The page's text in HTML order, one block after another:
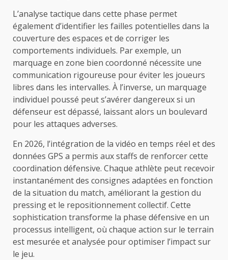
L’analyse tactique dans cette phase permet
également d’identifier les failles potentielles dans la
couverture des espaces et de corriger les
comportements individuels. Par exemple, un
marquage en zone bien coordonné nécessite une
communication rigoureuse pour éviter les joueurs
libres dans les intervalles. À l’inverse, un marquage
individuel poussé peut s’avérer dangereux si un
défenseur est dépassé, laissant alors un boulevard
pour les attaques adverses.
En 2026, l’intégration de la vidéo en temps réel et des
données GPS a permis aux staffs de renforcer cette
coordination défensive. Chaque athlète peut recevoir
instantanément des consignes adaptées en fonction
de la situation du match, améliorant la gestion du
pressing et le repositionnement collectif. Cette
sophistication transforme la phase défensive en un
processus intelligent, où chaque action sur le terrain
est mesurée et analysée pour optimiser l’impact sur
le jeu.